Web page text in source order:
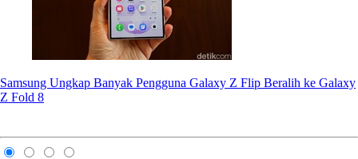
Samsung Ungkap Banyak Pengguna Galaxy Z Flip Beralih ke Galaxy
Z Fold 8